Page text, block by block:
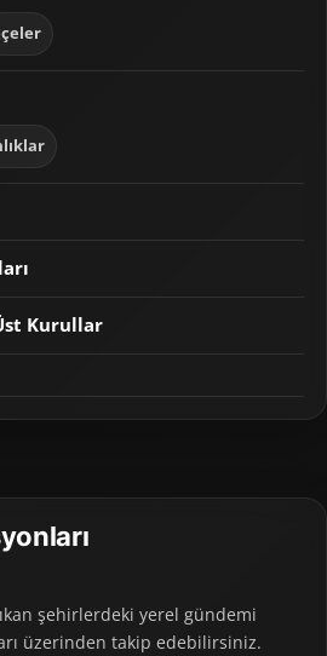
Kurullar
şehirlerdeki yerel gündemi
üzerinden takip edebilirsiniz.